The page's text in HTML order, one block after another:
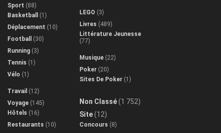
Sport (88)
Basketball
(1)
Déplacement (10)
Football
(30)
Running (3)
Tennis (1)
Vélo (1)
Travail (12)
Voyage (145)
Hôtels (16)
Restaurants (10)
LEGO (3)
Livres (489)
Littérature Jeunesse
(77)
Musique (22)
Poker (20)
Sites De Poker (1)
Non Classé(1 752)
Site(12)
Concours (8)